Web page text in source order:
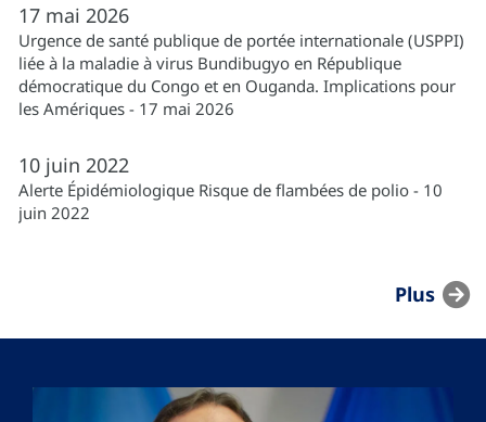
17 mai 2026
Urgence de santé publique de portée internationale (USPPI)
liée à la maladie à virus Bundibugyo en République
démocratique du Congo et en Ouganda. Implications pour
les Amériques - 17 mai 2026
10 juin 2022
Alerte Épidémiologique Risque de flambées de polio - 10
juin 2022
Plus